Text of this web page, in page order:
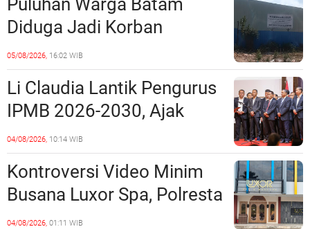
Perundang-undangan
Puluhan Warga Batam
Diduga Jadi Korban
Penipuan Kavling Hingga
Miliaran Rupiah, Laporan ke
Polda Kepri Jalan di
Tempat?
05/08/2026, 16:02 WIB
Li Claudia Lantik Pengurus
IPMB 2026-2030, Ajak
Perkuat Kerukunan dan
Sinergi dengan Pemko
Batam
04/08/2026, 10:14 WIB
Kontroversi Video Minim
Busana Luxor Spa, Polresta
Barelang Usut Tuntas
04/08/2026, 01:11 WIB